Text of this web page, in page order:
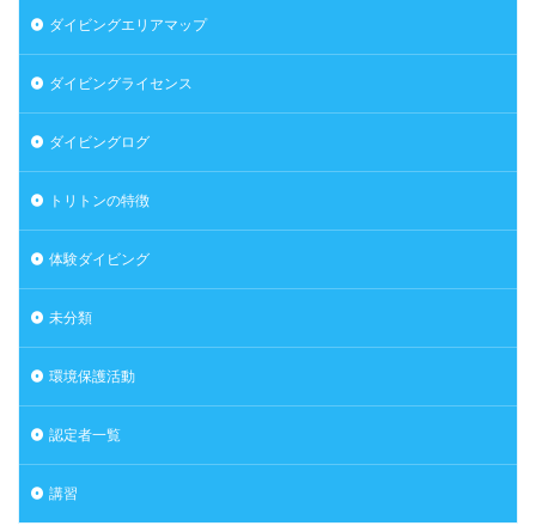
ダイビングエリアマップ
ダイビングライセンス
ダイビングログ
トリトンの特徴
体験ダイビング
未分類
環境保護活動
認定者一覧
講習